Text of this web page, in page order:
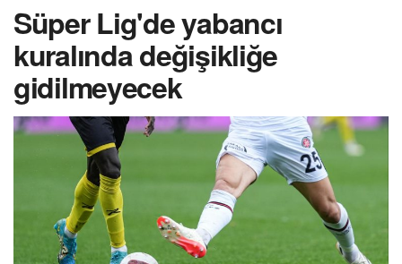
Süper Lig'de yabancı
kuralında değişikliğe
gidilmeyecek